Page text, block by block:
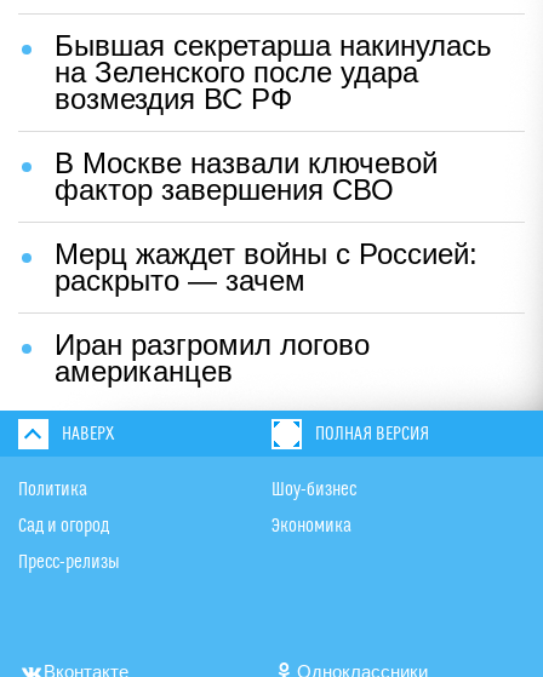
Бывшая секретарша накинулась
на Зеленского после удара
возмездия ВС РФ
В Москве назвали ключевой
фактор завершения СВО
Мерц жаждет войны с Россией:
раскрыто — зачем
Иран разгромил логово
американцев
НАВЕРХ ПОЛНАЯ ВЕРСИЯ
Политика
Сад и огород
Пресс-релизы
Шоу-бизнес
Экономика
Вконтакте Одноклассники